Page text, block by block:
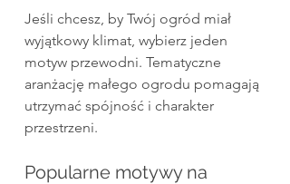
Jeśli chcesz, by Twój ogród miał
wyjątkowy klimat, wybierz jeden
motyw przewodni. Tematyczne
aranżację małego ogrodu pomagają
utrzymać spójność i charakter
przestrzeni.
Popularne motywy na